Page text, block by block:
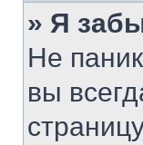
» Я
Не
вы